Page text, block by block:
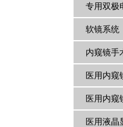
专用双极
软镜系统
内窥镜手
医用内窥
医用内窥
医用液晶